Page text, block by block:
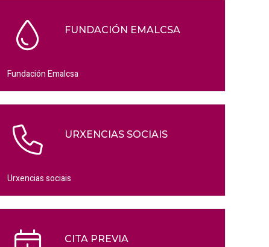
FUNDACIÓN EMALCSA
Fundación Emalcsa
URXENCIAS SOCIAIS
Urxencias sociais
CITA PREVIA